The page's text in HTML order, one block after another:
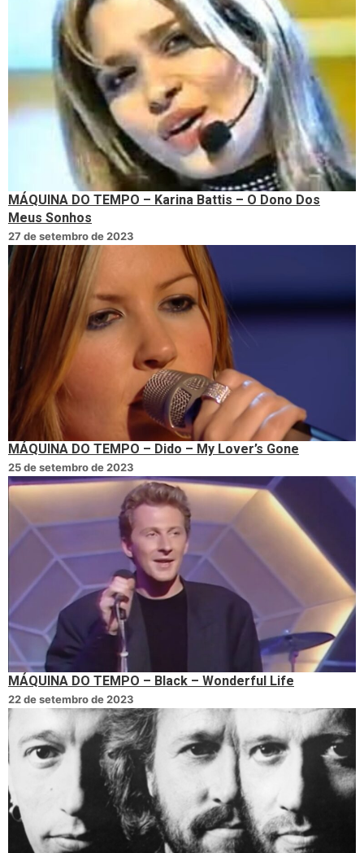
MÁQUINA DO TEMPO – Karina Battis – O Dono Dos
Meus Sonhos
27 de setembro de 2023
MÁQUINA DO TEMPO – Dido – My Lover’s Gone
25 de setembro de 2023
MÁQUINA DO TEMPO – Black – Wonderful Life
22 de setembro de 2023